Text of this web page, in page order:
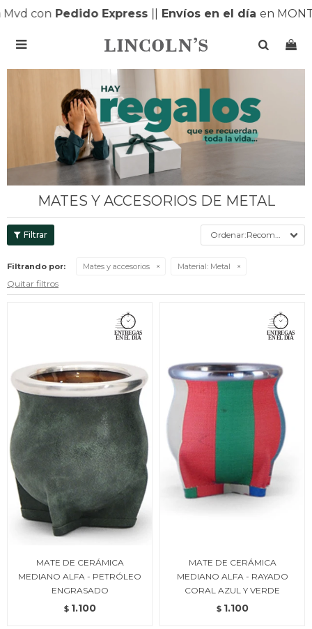
conPedido Express| Envíos en el díaen

MATES Y ACCESORIOS DE METAL
Recomendados
Filtrando por: Mates y accesorios Material: Metal
Quitar filtros
MATE DE CERÁMICA
MEDIANO ALFA - PETRÓLEO
ENGRASADO
$ 1.100
MATE DE CERÁMICA
MEDIANO ALFA - RAYADO
CORAL AZUL Y VERDE
$ 1.100